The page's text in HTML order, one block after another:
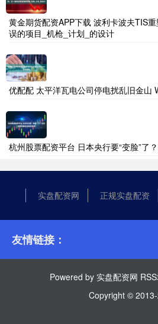
黄金期货配资APP下载 波利卡波夫TIS
误的项目_机枪_计划_的设计
优配配 太平洋瓦电公司停电扰乱旧金山
杭州股票配资平台 日本央行要“变脸”了
实盘配资网 正规实盘配资
友情链接：
Powered by 实盘配资网
Copyright ©